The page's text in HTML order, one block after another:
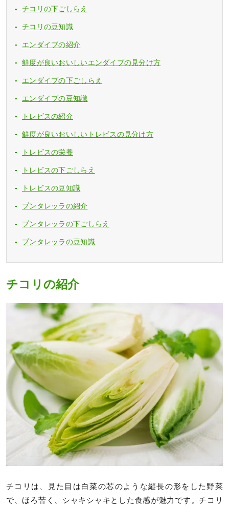
チコリの下ごしらえ
チコリの豆知識
エンダイブの紹介
鮮度が良いおいしいエンダイブの見分け方
エンダイブの下ごしらえ
エンダイブの豆知識
トレビスの紹介
鮮度が良いおいしいトレビスの見分け方
トレビスの栄養
トレビスの下ごしらえ
トレビスの豆知識
プンタレッラの紹介
プンタレッラの下ごしらえ
プンタレッラの豆知識
チコリの紹介
チコリは、見た目は白菜の芯のような縦長の形をした野菜
で、ほろ苦く、シャキシャキとした食感が魅力です。チコリ